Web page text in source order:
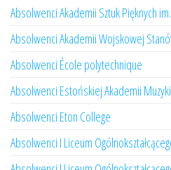
Absolwenci Akademii Sztuk Pięknych
Absolwenci Akademii Wojskowej
Absolwenci École polytechnique
Absolwenci Estońskiej Akademii
Absolwenci Eton College
Absolwenci I Liceum